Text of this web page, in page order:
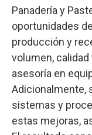
Panadería y
oportunidades
producción y
volumen,
asesoría en
Adicionalmente,
sistemas y
estas mejoras,